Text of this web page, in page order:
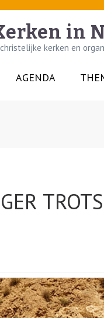
in
kerken en
AGENDA